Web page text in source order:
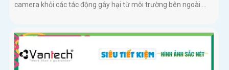
camera khỏi các tác động gây hại từ môi trường bên ngoài....